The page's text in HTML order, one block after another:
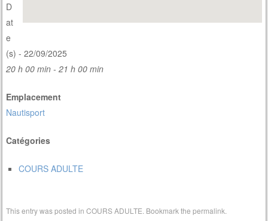
D
at
e
(s) - 22/09/2025
20 h 00 min - 21 h 00 min
Emplacement
Nautisport
Catégories
COURS ADULTE
This entry was posted inCOURS ADULTE . Bookmark thepermalink